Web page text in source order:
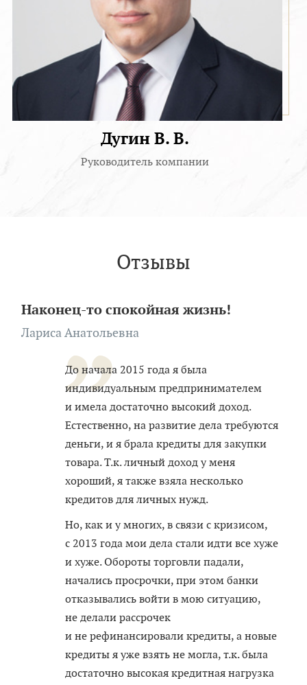
Дугин В. В.
Руководитель компании
Отзывы
Наконец-то спокойная жизнь!
Лариса Анатольевна
До начала 2015 года я была
индивидуальным предпринимателем
и имела достаточно высокий доход.
Естественно, на развитие дела требуются
деньги, и я брала кредиты для закупки
товара. Т.к. личный доход у меня
хороший, я также взяла несколько
кредитов для личных нужд.
Но, как и у многих, в связи с кризисом,
с 2013 года мои дела стали идти все хуже
и хуже. Обороты торговли падали,
начались просрочки, при этом банки
отказывались войти в мою ситуацию,
не делали рассрочек
и не рефинансировали кредиты, а новые
кредиты я уже взять не могла, т.к. была
достаточно высокая кредитная нагрузка